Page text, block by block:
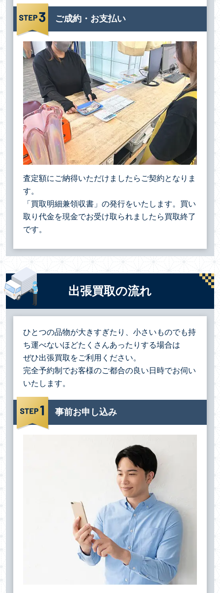
ご成約・お支払い
査定額にご納得いただけましたらご契約となりま
す。
「買取明細兼領収書」の発行をいたします。買い
取り代金を現金でお受け取られましたら買取終了
です。
出張買取の流れ
ひとつの品物が大きすぎたり、小さいものでも持
ち運べないほどたくさんあったりする場合は
ぜひ出張買取をご利用ください。
完全予約制でお客様のご都合の良い日時でお伺い
いたします。
事前お申し込み